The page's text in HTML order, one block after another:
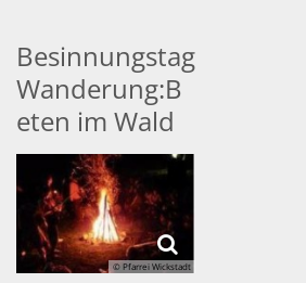
Besinnungstag
Wanderung:B
eten im Wald
© Pfarrei Wickstadt